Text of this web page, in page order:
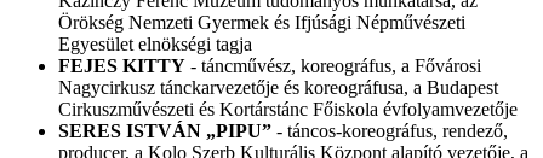
Örökség Nemzeti Gyermek és Ifjúsági Népművészeti
Egyesület elnökségi tagja
FEJES KITTY - táncművész, koreográfus, a Fővárosi
Nagycirkusz tánckarvezetője és koreográfusa, a Budapest
Cirkuszművészeti és Kortárstánc Főiskola évfolyamvezetője
SERES ISTVÁN „PIPU” - táncos-koreográfus, rendező,
producer, a Kolo Szerb Kulturális Központ alapító vezetője, a